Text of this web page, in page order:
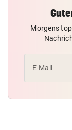
Morgens
E-Mail